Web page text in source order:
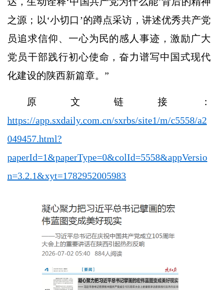
之源；以‘小切口’的蹲点采访，讲述优秀共产党
员追求信仰、一心为民的感人事迹，激励广大
党员干部践行初心使命，奋力谱写中国式现代
化建设的陕西新篇章。”
原文链接：
https://app.sxdaily.com.cn/sxrbs/site1/m/c5558/a2
049457.html?
paperId=1&paperType=0&colId=5558&appVersio
n=3.2.1&xyt=1782952005983